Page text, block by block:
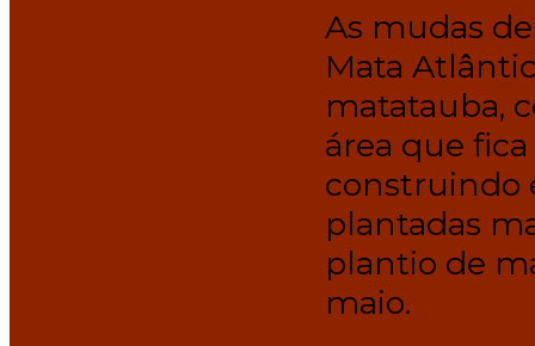
As mudas
Mata
matatauba,
área que
construindo
plantadas
plantio de
maio.